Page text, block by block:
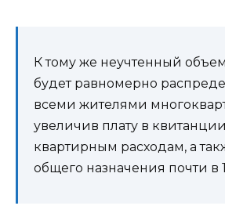
К тому же неучтенный
будет равномерно
всеми жителями
увеличив плату в
квартирным расходам, а
общего назначения почти в